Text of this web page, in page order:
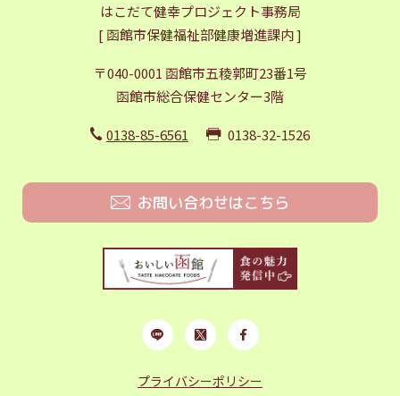
はこだて健幸プロジェクト事務局
[ 函館市保健福祉部健康増進課内 ]
〒040-0001 函館市五稜郭町23番1号
函館市総合保健センター3階
0138-85-6561 0138-32-1526
お問い合わせはこちら
プライバシーポリシー